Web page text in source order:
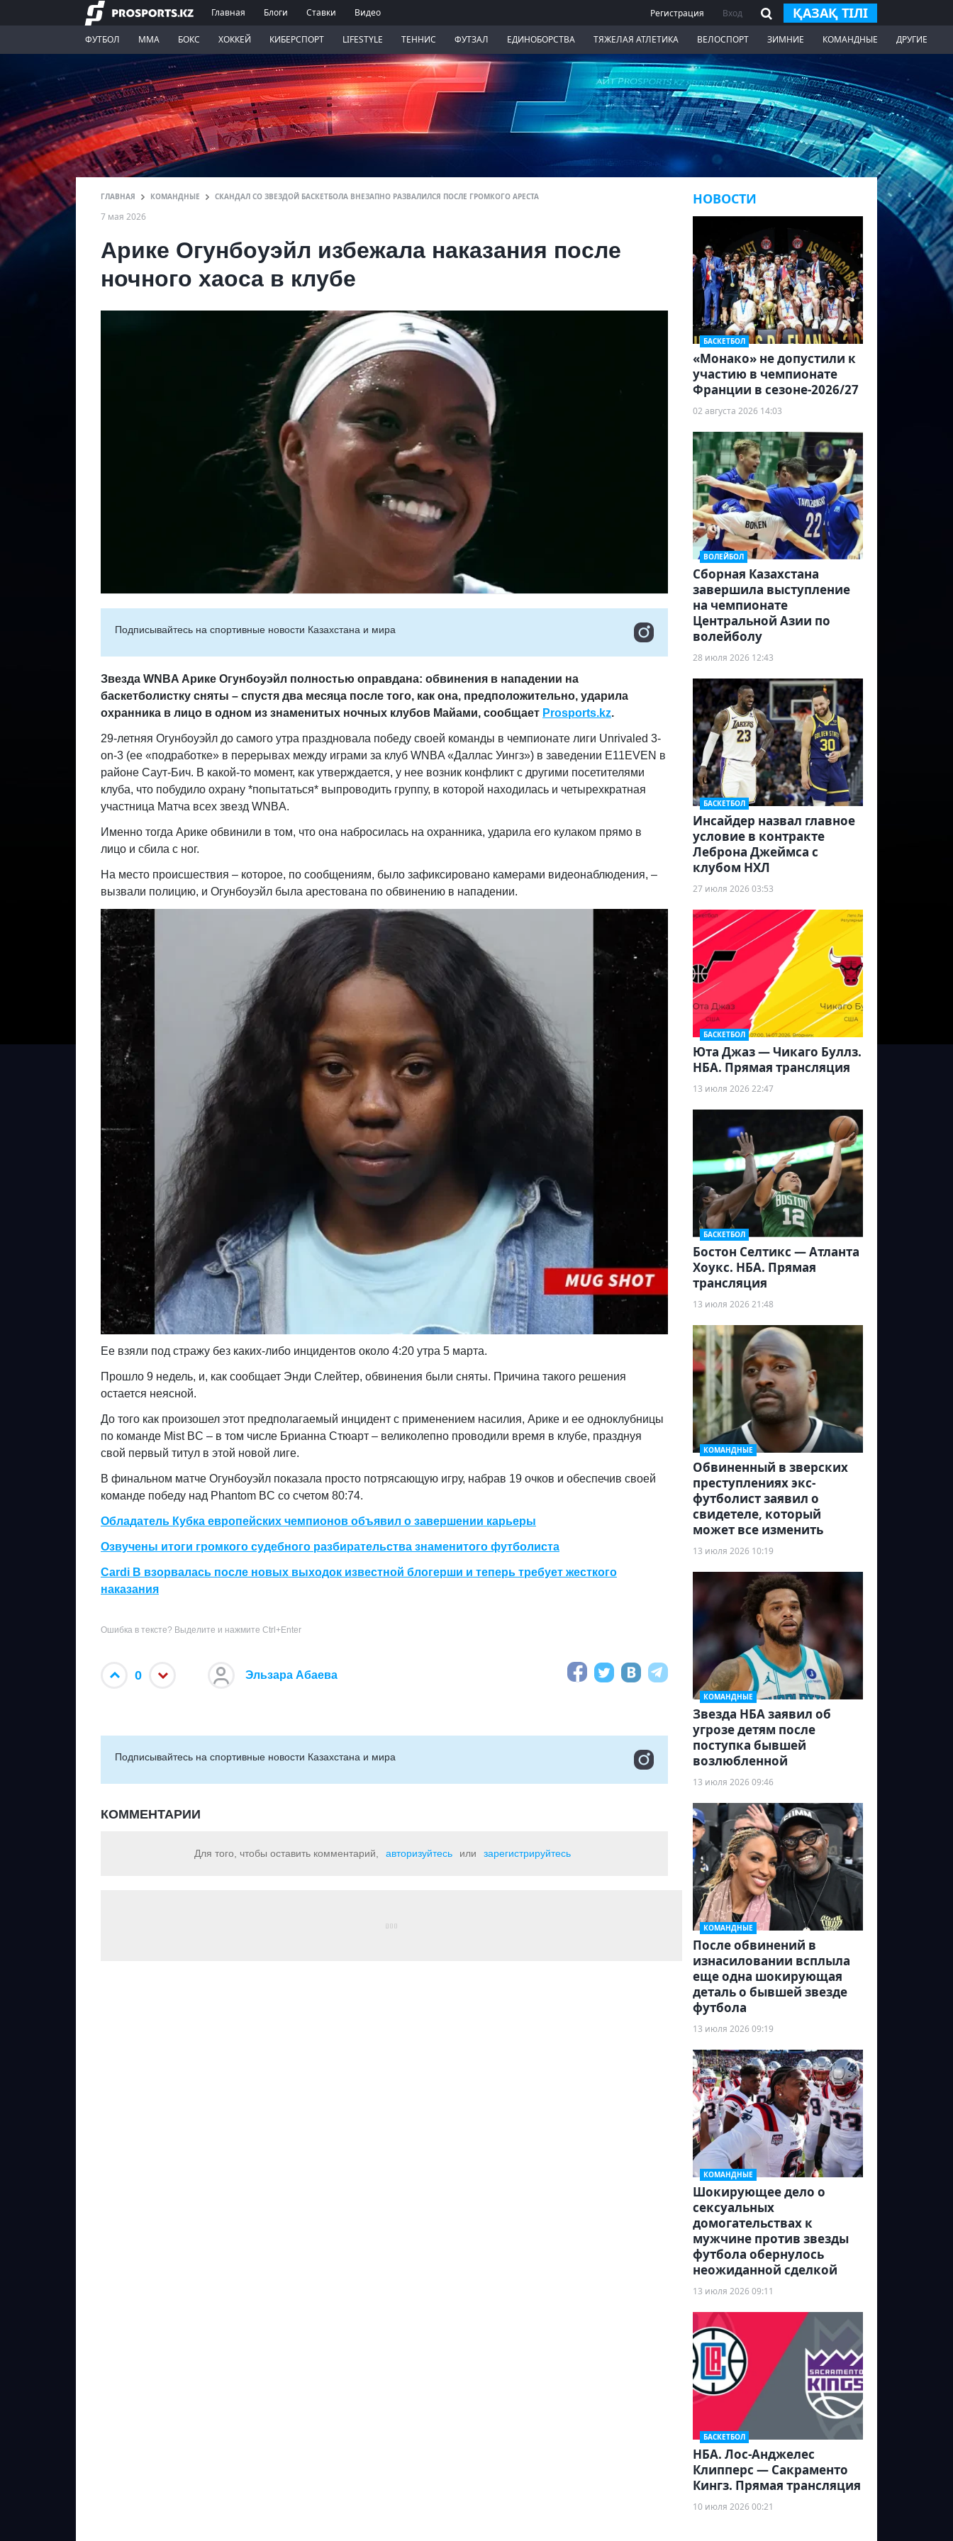
Главная Блоги Ставки Видео Регистрация Вход ҚАЗАҚ ТІЛІ
ФУТБОЛ ММА БОКС ХОККЕЙ КИБЕРСПОРТ LIFESTYLE ТЕННИС ФУТЗАЛ ЕДИНОБОРСТВА ТЯЖЕЛАЯ АТЛЕТИКА ВЕЛОСПОРТ ЗИМНИЕ КОМАНДНЫЕ ДРУГИЕ
ГЛАВНАЯ КОМАНДНЫЕ СКАНДАЛ СО ЗВЕЗДОЙ БАСКЕТБОЛА ВНЕЗАПНО РАЗВАЛИЛСЯ ПОСЛЕ ГРОМКОГО АРЕСТА
7 мая 2026
Арике Огунбоуэйл избежала наказания после
ночного хаоса в клубе
Подписывайтесь на cпортивные новости Казахстана и мира
Звезда WNBA Арике Огунбоуэйл полностью оправдана: обвинения в нападении на
баскетболистку сняты – спустя два месяца после того, как она, предположительно, ударила
охранника в лицо в одном из знаменитых ночных клубов Майами, сообщает Prosports.kz.
29-летняя Огунбоуэйл до самого утра праздновала победу своей команды в чемпионате лиги Unrivaled 3-
on-3 (ее «подработке» в перерывах между играми за клуб WNBA «Даллас Уингз») в заведении E11EVEN в
районе Саут-Бич. В какой-то момент, как утверждается, у нее возник конфликт с другими посетителями
клуба, что побудило охрану *попытаться* выпроводить группу, в которой находилась и четырехкратная
участница Матча всех звезд WNBA.
Именно тогда Арике обвинили в том, что она набросилась на охранника, ударила его кулаком прямо в
лицо и сбила с ног.
На место происшествия – которое, по сообщениям, было зафиксировано камерами видеонаблюдения, –
вызвали полицию, и Огунбоуэйл была арестована по обвинению в нападении.
Ее взяли под стражу без каких-либо инцидентов около 4:20 утра 5 марта.
Прошло 9 недель, и, как сообщает Энди Слейтер, обвинения были сняты. Причина такого решения
остается неясной.
До того как произошел этот предполагаемый инцидент с применением насилия, Арике и ее одноклубницы
по команде Mist BC – в том числе Брианна Стюарт – великолепно проводили время в клубе, празднуя
свой первый титул в этой новой лиге.
В финальном матче Огунбоуэйл показала просто потрясающую игру, набрав 19 очков и обеспечив своей
команде победу над Phantom BC со счетом 80:74.
Обладатель Кубка европейских чемпионов объявил о завершении карьеры
Озвучены итоги громкого судебного разбирательства знаменитого футболиста
Cardi B взорвалась после новых выходок известной блогерши и теперь требует жесткого
наказания
Ошибка в тексте? Выделите и нажмите Ctrl+Enter
0 Эльзара Абаева
Подписывайтесь на cпортивные новости Казахстана и мира
КОММЕНТАРИИ
Для того, чтобы оставить комментарий, авторизуйтесь или зарегистрируйтесь
НОВОСТИ
БАСКЕТБОЛ
«Монако» не допустили к
участию в чемпионате
Франции в сезоне-2026/27
02 августа 2026 14:03
ВОЛЕЙБОЛ
Сборная Казахстана
завершила выступление
на чемпионате
Центральной Азии по
волейболу
28 июля 2026 12:43
БАСКЕТБОЛ
Инсайдер назвал главное
условие в контракте
Леброна Джеймса с
клубом НХЛ
27 июля 2026 03:53
БАСКЕТБОЛ
Юта Джаз — Чикаго Буллз.
НБА. Прямая трансляция
13 июля 2026 22:47
БАСКЕТБОЛ
Бостон Селтикс — Атланта
Хоукс. НБА. Прямая
трансляция
13 июля 2026 21:48
КОМАНДНЫЕ
Обвиненный в зверских
преступлениях экс-
футболист заявил о
свидетеле, который
может все изменить
13 июля 2026 10:19
КОМАНДНЫЕ
Звезда НБА заявил об
угрозе детям после
поступка бывшей
возлюбленной
13 июля 2026 09:46
КОМАНДНЫЕ
После обвинений в
изнасиловании всплыла
еще одна шокирующая
деталь о бывшей звезде
футбола
13 июля 2026 09:19
КОМАНДНЫЕ
Шокирующее дело о
сексуальных
домогательствах к
мужчине против звезды
футбола обернулось
неожиданной сделкой
13 июля 2026 09:11
БАСКЕТБОЛ
НБА. Лос-Анджелес
Клипперс — Сакраменто
Кингз. Прямая трансляция
10 июля 2026 00:21